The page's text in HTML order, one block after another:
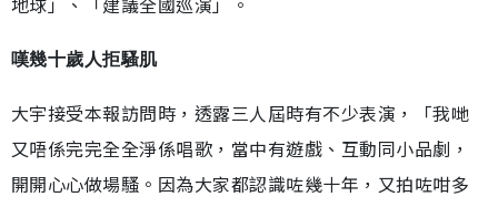
嘆幾十歲人拒騷肌
大宇接受本報訪問時，透露三人屆時有不少表演，「我哋
又唔係完完全全淨係唱歌，當中有遊戲、互動同小品劇，
開開心心做場騷。因為大家都認識咗幾十年，又拍咗咁多